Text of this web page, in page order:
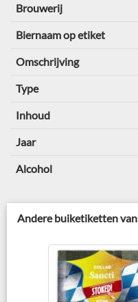
Brouwerij
Biernaam op etiket
Omschrijving
Type
Inhoud
Jaar
Alcohol
Andere buiketiketten van